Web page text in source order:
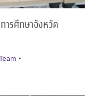
รศึกษาจังหวัด